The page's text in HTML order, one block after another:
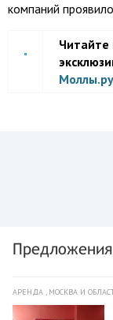
компаний
Читайте
Моллы.ру
Предложения
АРЕНДА , МОСКВА И